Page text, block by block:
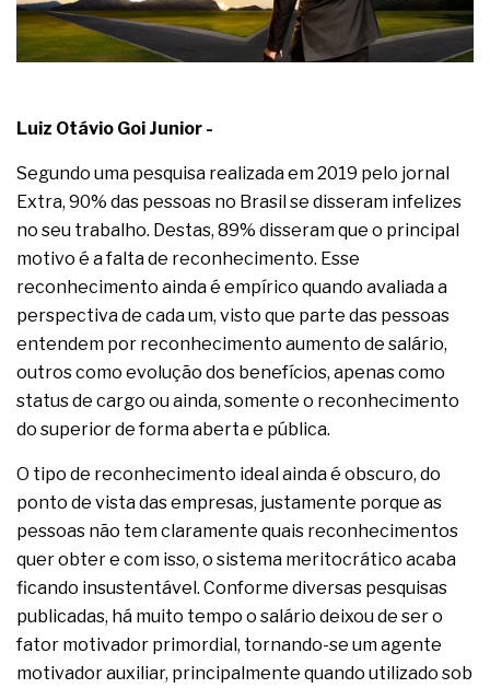
O tratamento médico da síndrome da fadiga
crônica
As causas médicas da queda dos cabelos ou
positivo
hidráulicas de concreto de obras
O movimento regular reduz em 19% o risco de
morte precoce e melhora o metabolismo
de governança das organizações
O desenho industrial ganha espaço como
estratégia competitiva nas empresas
As variações dimensionais dos produtos de
A próxima vantagem competitiva não está no
modelo de IA
A IA elevou a régua do comprador B2B e a venda
Luiz Otávio Goi Junior -
Segundo uma pesquisa realizada em 2019 pelo jornal
Extra, 90% das pessoas no Brasil se disseram infelizes
no seu trabalho. Destas, 89% disseram que o principal
motivo é a falta de reconhecimento. Esse
reconhecimento ainda é empírico quando avaliada a
perspectiva de cada um, visto que parte das pessoas
entendem por reconhecimento aumento de salário,
outros como evolução dos benefícios, apenas como
status de cargo ou ainda, somente o reconhecimento
do superior de forma aberta e pública.
O tipo de reconhecimento ideal ainda é obscuro, do
ponto de vista das empresas, justamente porque as
pessoas não tem claramente quais reconhecimentos
quer obter e com isso, o sistema meritocrático acaba
ficando insustentável. Conforme diversas pesquisas
publicadas, há muito tempo o salário deixou de ser o
fator motivador primordial, tornando-se um agente
motivador auxiliar, principalmente quando utilizado sob